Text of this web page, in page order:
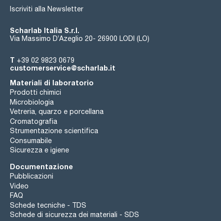
Iscriviti alla Newsletter
Scharlab Italia S.r.l.
Via Massimo D’Azeglio 20- 26900 LODI (LO)
T +39 02 9823 0679
customerservice@scharlab.it
Materiali di laboratorio
Prodotti chimici
Microbiologia
Vetreria, quarzo e porcellana
Cromatografia
Strumentazione scientifica
Consumabile
Sicurezza e igiene
Documentazione
Pubblicazioni
Video
FAQ
Schede tecniche - TDS
Schede di sicurezza dei materiali - SDS